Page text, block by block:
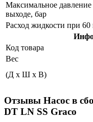
Максимальное давление
выходе, бар
Расход жидкости при
Код товара
Вес
(Д x Ш x В)
Отзывы Насос в
DT LN SS Graco